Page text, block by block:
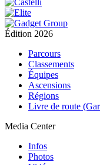
Édition 2026
Parcours
Classements
Équipes
Ascensions
Régions
Livre de route
Media Center
Infos
Photos